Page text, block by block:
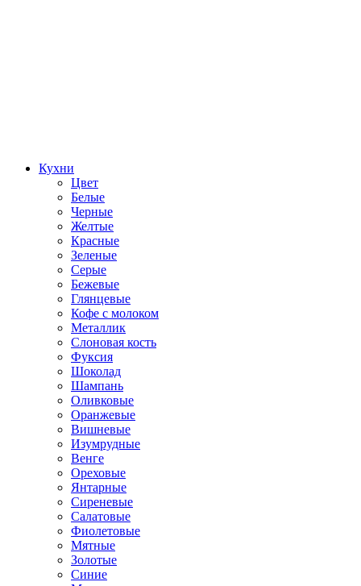
Кухни
Цвет
Белые
Черные
Желтые
Красные
Зеленые
Серые
Бежевые
Глянцевые
Кофе с молоком
Металлик
Слоновая кость
Фуксия
Шоколад
Шампань
Оливковые
Оранжевые
Вишневые
Изумрудные
Венге
Ореховые
Янтарные
Сиреневые
Салатовые
Фиолетовые
Мятные
Золотые
Синие